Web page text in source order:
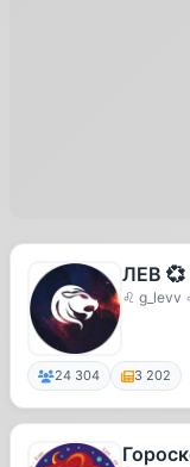
ЛЕВ
♌ g_levv
24 304 3 202